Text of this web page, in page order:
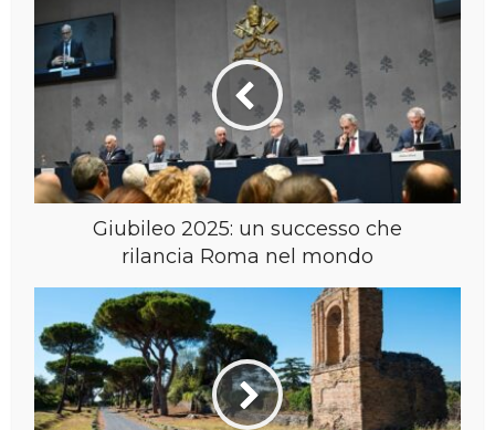
Giubileo 2025: un successo che
rilancia Roma nel mondo